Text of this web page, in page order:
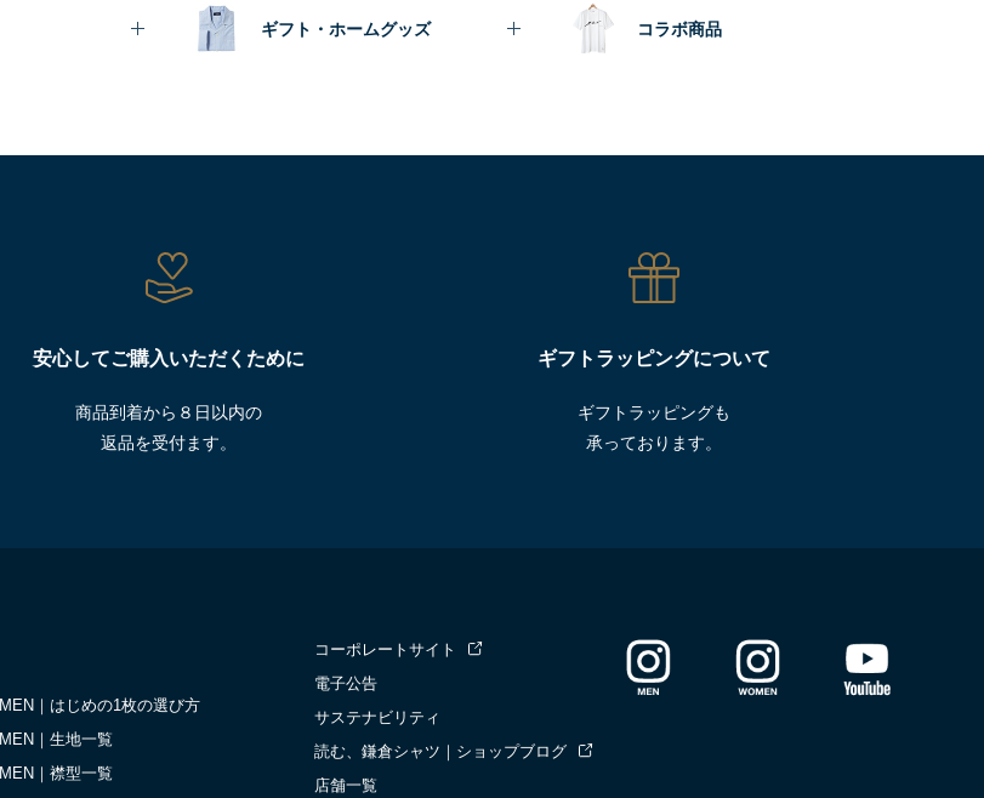
ギフト・ホームグッズ コラボ商品
安心してご購入いただくために
商品到着から８日以内の
返品を受付ます。
ギフトラッピングについて
ギフトラッピングも
承っております。
MEN｜はじめの1枚の選び方
MEN｜生地一覧
MEN｜襟型一覧
コーポレートサイト
電子公告
サステナビリティ
読む、鎌倉シャツ｜ショップブログ
店舗一覧